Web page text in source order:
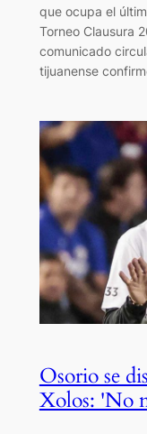
que ocupa el
Torneo Clausura
comunicado
tijuanense
Osorio se
Xolos: 'No